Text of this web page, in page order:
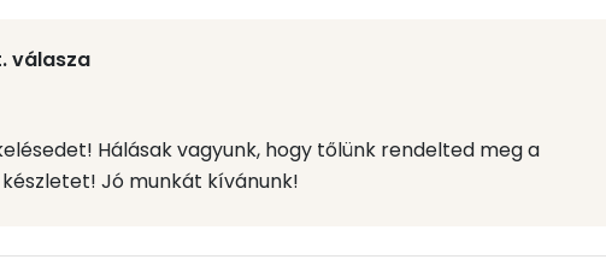
válasza
Hálásak vagyunk, hogy tőlünk rendelted meg a
Jó munkát kívánunk!